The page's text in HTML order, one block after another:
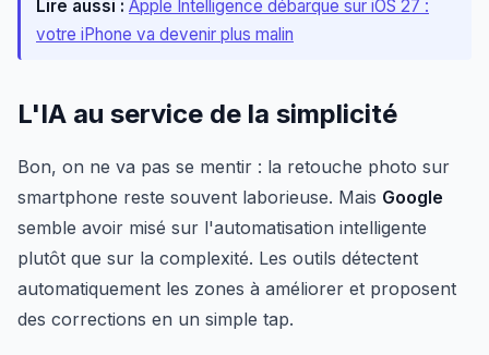
Lire aussi : Apple Intelligence débarque sur iOS 27 :
votre iPhone va devenir plus malin
L'IA au service de la simplicité
Bon, on ne va pas se mentir : la retouche photo sur
smartphone reste souvent laborieuse. Mais Google
semble avoir misé sur l'automatisation intelligente
plutôt que sur la complexité. Les outils détectent
automatiquement les zones à améliorer et proposent
des corrections en un simple tap.